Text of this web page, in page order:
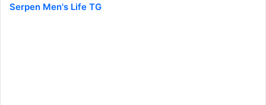
Serpen Men's Life TG